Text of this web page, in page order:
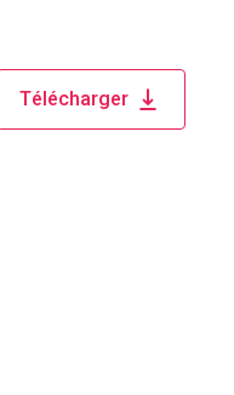
Télécharger